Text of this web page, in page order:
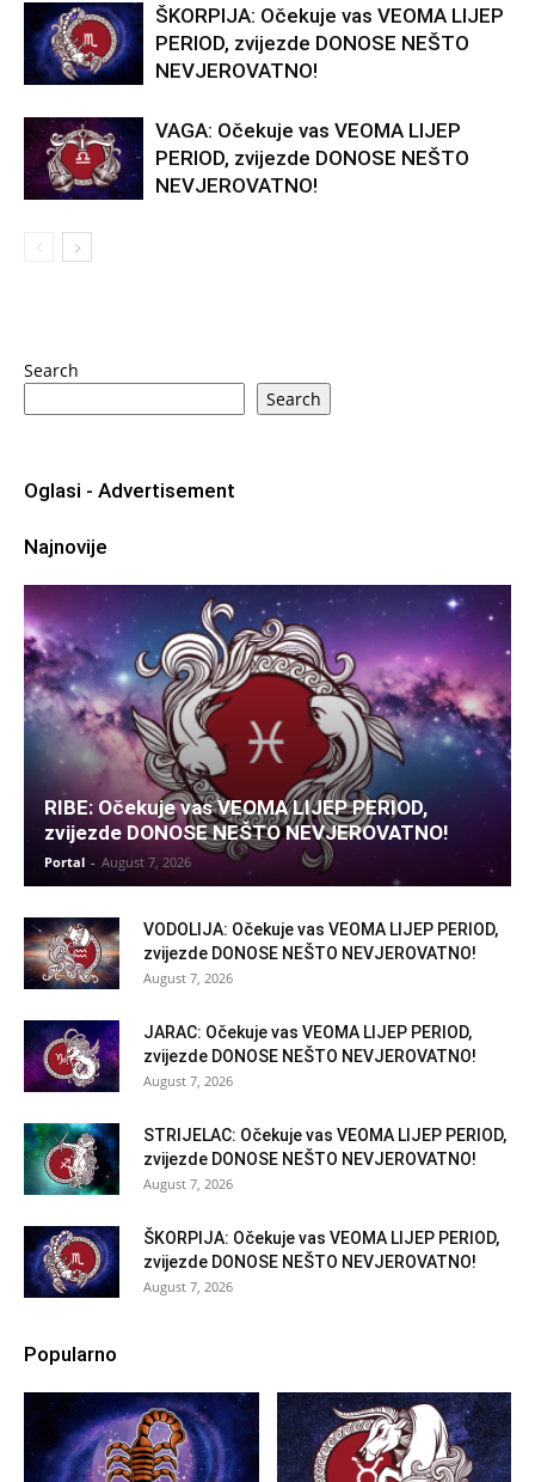
ŠKORPIJA: Očekuje vas VEOMA LIJEP
PERIOD, zvijezde DONOSE NEŠTO
NEVJEROVATNO!
VAGA: Očekuje vas VEOMA LIJEP
PERIOD, zvijezde DONOSE NEŠTO
NEVJEROVATNO!
Search
Search
Oglasi - Advertisement
Najnovije
RIBE: Očekuje vas VEOMA LIJEP PERIOD,
zvijezde DONOSE NEŠTO NEVJEROVATNO!
Portal - August 7, 2026
VODOLIJA: Očekuje vas VEOMA LIJEP PERIOD,
zvijezde DONOSE NEŠTO NEVJEROVATNO!
August 7, 2026
JARAC: Očekuje vas VEOMA LIJEP PERIOD,
zvijezde DONOSE NEŠTO NEVJEROVATNO!
August 7, 2026
STRIJELAC: Očekuje vas VEOMA LIJEP PERIOD,
zvijezde DONOSE NEŠTO NEVJEROVATNO!
August 7, 2026
ŠKORPIJA: Očekuje vas VEOMA LIJEP PERIOD,
zvijezde DONOSE NEŠTO NEVJEROVATNO!
August 7, 2026
Popularno